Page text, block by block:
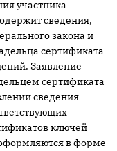
участника
сведения,
закона и
сертификата
Заявление
сертификата
сведения
ключей
в форме